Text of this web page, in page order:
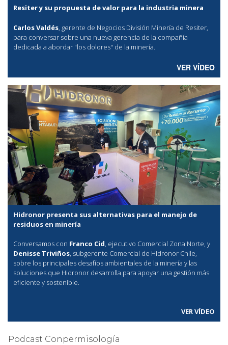
Resiter y su propuesta de valor para la industria minera
Carlos Valdés, gerente de Negocios División Minería de Resiter,
para conversar sobre una nueva gerencia de la compañía
dedicada a abordar "los dolores" de la minería.
VER VÍDEO
Hidronor presenta sus alternativas para el manejo de
residuos en minería
Conversamos con Franco Cid, ejecutivo Comercial Zona Norte, y
Denisse Triviños, subgerente Comercial de Hidronor Chile,
sobre los principales desafíos ambientales de la minería y las
soluciones que Hidronor desarrolla para apoyar una gestión más
eficiente y sostenible.
VER VÍDEO
Podcast Conpermisología